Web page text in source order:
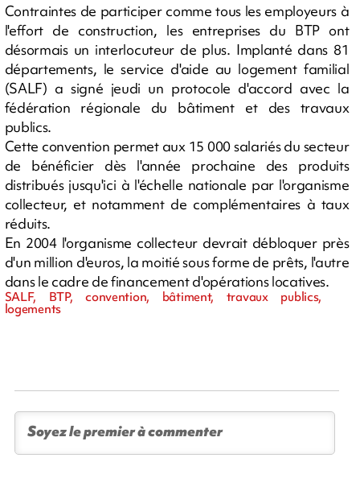
Contraintes de participer comme tous les employeurs à
l'effort de construction, les entreprises du BTP ont
désormais un interlocuteur de plus. Implanté dans 81
départements, le service d'aide au logement familial
(SALF) a signé jeudi un protocole d'accord avec la
fédération régionale du bâtiment et des travaux
publics.
Cette convention permet aux 15 000 salariés du secteur
de bénéficier dès l'année prochaine des produits
distribués jusqu'ici à l'échelle nationale par l'organisme
collecteur, et notamment de complémentaires à taux
réduits.
En 2004 l'organisme collecteur devrait débloquer près
d'un million d'euros, la moitié sous forme de prêts, l'autre
dans le cadre de financement d'opérations locatives.
SALF, BTP, convention, bâtiment, travaux publics,
logements